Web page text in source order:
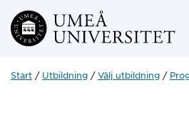
Hoppa direkt till innehållet
Start Utbildning Välj utbildning